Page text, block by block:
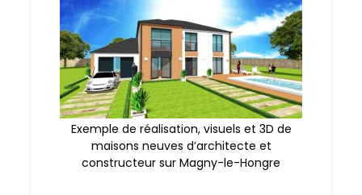
Exemple de réalisation, visuels et 3D de
maisons neuves d’architecte et
constructeur sur Magny-le-Hongre